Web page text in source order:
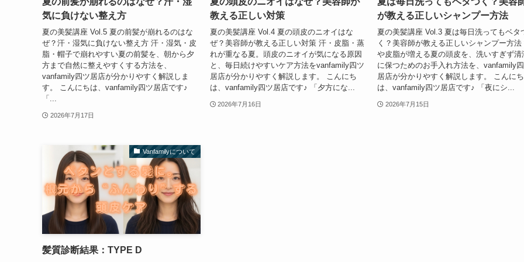
気に負けない整え方
夏の美髪講座 Vol.5 夏の前髪が崩れるのはな
ぜ？汗・湿気に負けない整え方 汗・湿気・皮
脂・帽子で崩れやすい夏の前髪を、朝から夕
方まで自然に整えやすくする方法を、
vanfamily四ツ居店が分かりやすく解説しま
す。 こんにちは、vanfamily四ツ居店です♪
「...
2026年7月17日
教える正しい対策
夏の美髪講座 Vol.4 夏の頭皮のニオイはな
ぜ？美容師が教える正しい対策 汗・皮脂・蒸
れが重なる夏。頭皮のニオイが気になる原因
と、毎日続けやすいケア方法をvanfamily四ツ
居店が分かりやすく解説します。 こんにち
は、vanfamily四ツ居店です♪ 「夕方にな...
2026年7月16日
が教える正しいシャンプー方法
夏の美髪講座 Vol.3 夏は毎日洗ってもベタ
く？美容師が教える正しいシャンプー方法
や皮脂が増える夏の頭皮を、洗いすぎず清
に保つためのお手入れ方法を、vanfamily
居店が分かりやすく解説します。 こんにち
は、vanfamily四ツ居店です♪ 「夜にシ...
2026年7月15日
Vanfamilyについて
髪質診断結果：TYPE D